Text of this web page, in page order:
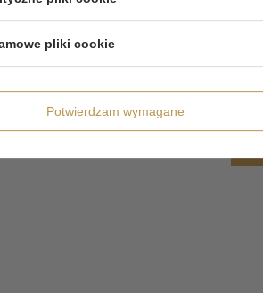
pliki cookie
Potwierdzam wymagane